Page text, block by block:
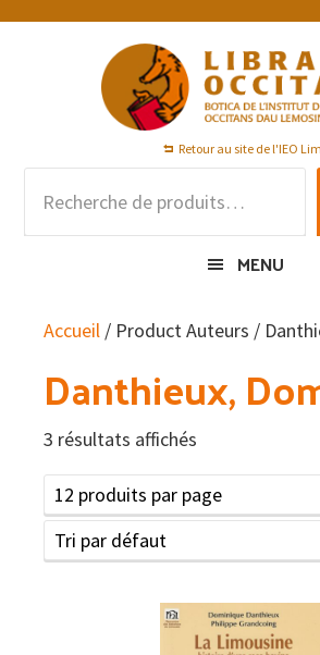
Passer
Passer
Passer
Retour au site de l'IEO
pour :
MENU
Accueil / Product Auteurs /
Danthieux,
3 résultats affichés